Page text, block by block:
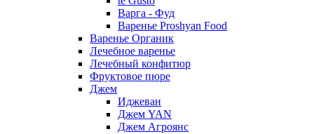
Варга - Фуд
Варенье Proshyan Food
Варенье Органик
Лечебное варенье
Лечебный конфитюр
Фруктовое пюре
Джем
Иджеван
Джем YAN
Джем Агроянс